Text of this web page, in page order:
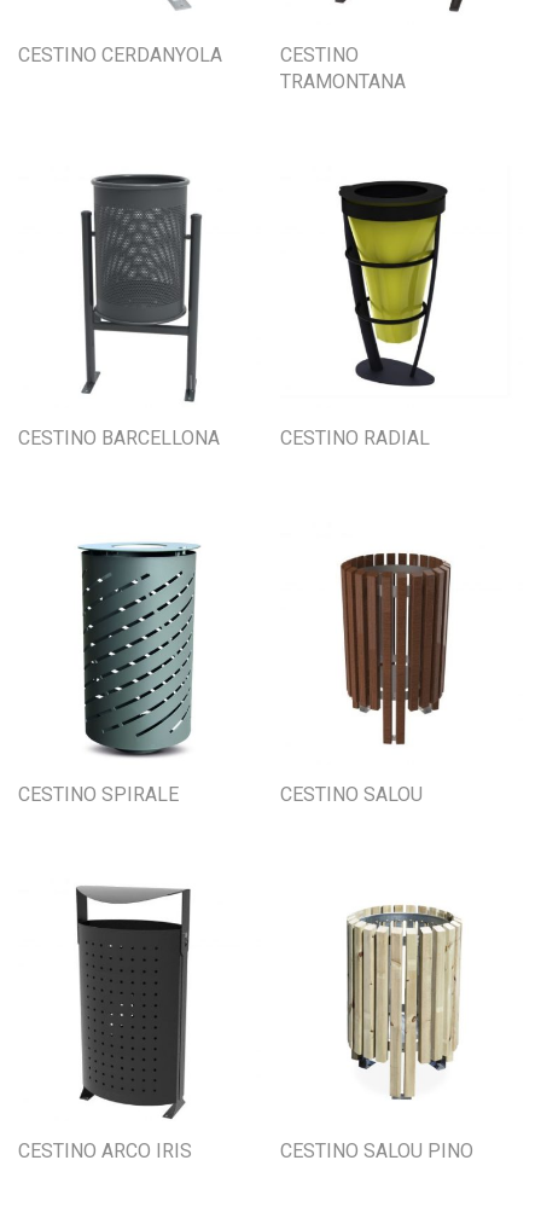
CESTINO CERDANYOLA
CESTINO
TRAMONTANA
CESTINO BARCELLONA CESTINO RADIAL
CESTINO SPIRALE CESTINO SALOU
CESTINO ARCO IRIS CESTINO SALOU PINO